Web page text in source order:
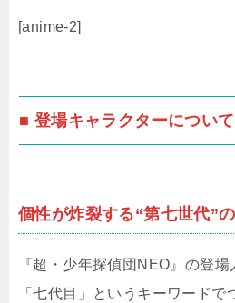
[anime-2]
■ 登場キャラクターについて
個性が炸裂する“第七世代”
『超・少年探偵団NEO』の登
「七代目」というキーワードで